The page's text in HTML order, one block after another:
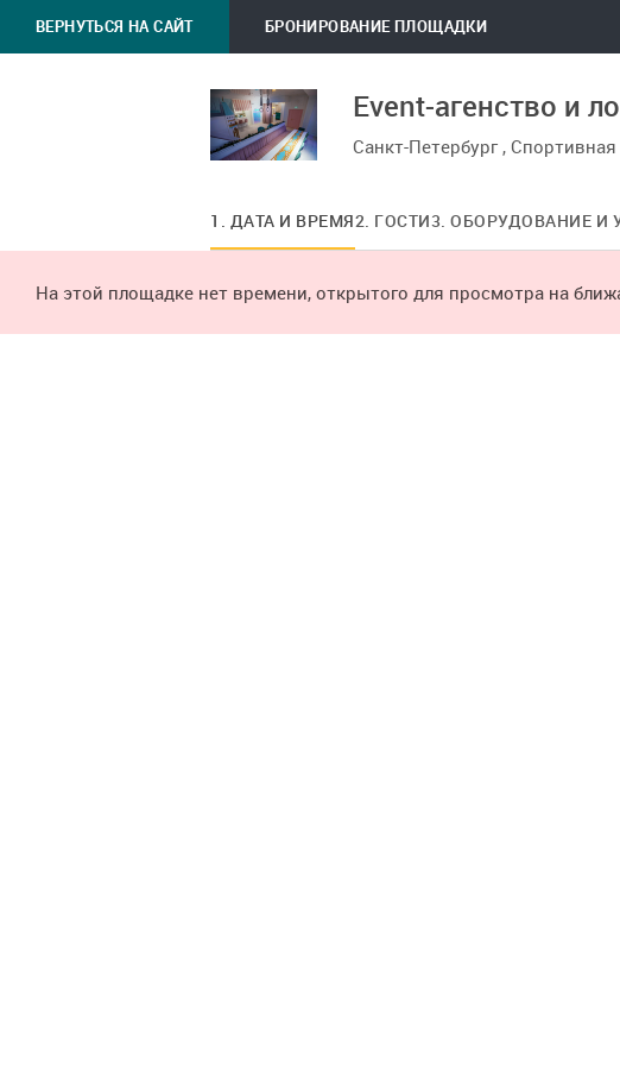
ВЕРНУТЬСЯ НА САЙТ БРОНИРОВАНИЕ ПЛОЩАДКИ
Event-агенство и
Санкт-Петербург ,
1. ДАТА И ВРЕМЯ2. ГОСТИ3. ОБОРУДОВАНИЕ И
На этой площадке нет времени, открытого для просмотра на